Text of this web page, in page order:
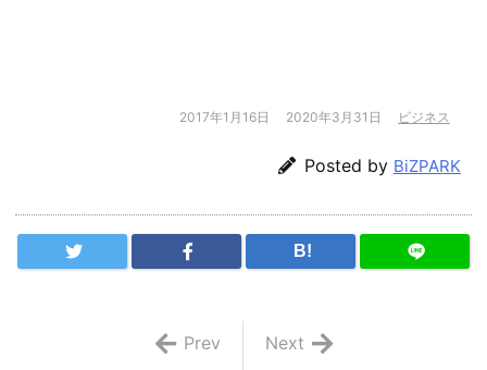
2017年1月16日 2020年3月31日 ビジネス
Posted by BiZPARK
B!
Next
Prev